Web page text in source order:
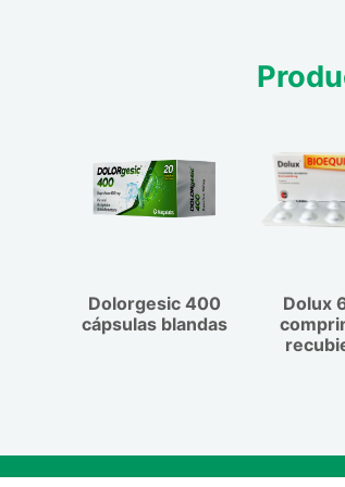
más de 1 de cada 10.000): Trastornos
(mareos, dolor de cabeza, malestar)
y párpados (hinchazón).
edema de Quincke (hinchazón rápida de
la cara, labios, boca, lengua o garganta
medicamento. Como medida de
por la ausencia de datos sobre
en leche materna. Toma de
Informe a su médico si está tomando
todo caso nunca debe tomar otro
iniciativa propia sin que se lo haya
Dolorgesic 400
cápsulas blandas
Dolux